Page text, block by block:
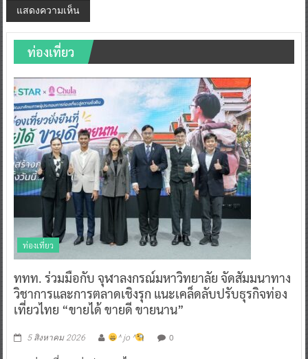
ท่องเที่ยว
ท่องเที่ยว
ททท. ร่วมมือกับ จุฬาลงกรณ์มหาวิทยาลัย จัดสัมมนาทาง
วิชาการและการตลาดเชิงรุก แนะเคล็ดลับปรับธุรกิจท่อง
เที่ยวไทย “ขายได้ ขายดี ขายนาน”
5 สิงหาคม 2026 ^ jo ^ 0